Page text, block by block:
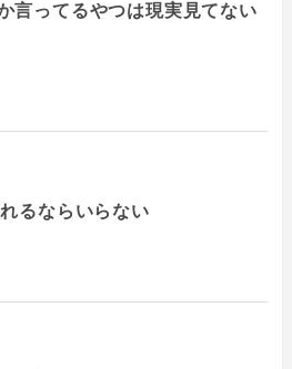
言ってるやつは現実見てない
るならいらない